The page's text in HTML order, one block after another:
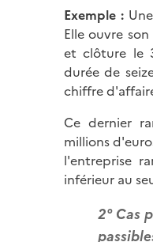
Exemple :
Elle ouvre
et clôture le
durée de
chiffre
Ce dernier
millions
l'entreprise
inférieur au
2° Cas